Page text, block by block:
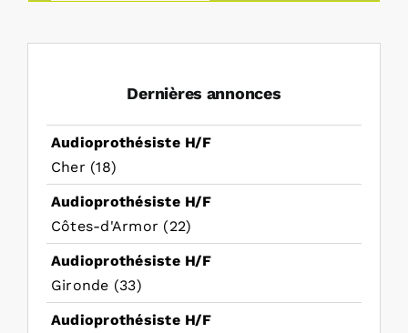
Dernières annonces
Audioprothésiste H/F
Cher (18)
Audioprothésiste H/F
Côtes-d'Armor (22)
Audioprothésiste H/F
Gironde (33)
Audioprothésiste H/F